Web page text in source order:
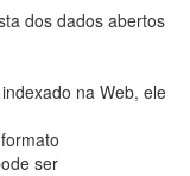
dos dados abertos
na Web, ele
ser